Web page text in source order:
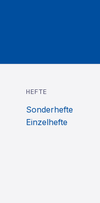
HEFTE
Sonderhefte
Einzelhefte